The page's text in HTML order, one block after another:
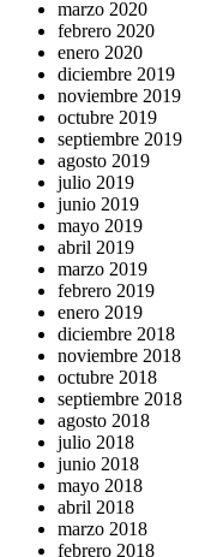
marzo 2020
febrero 2020
enero 2020
diciembre 2019
noviembre 2019
octubre 2019
septiembre 2019
agosto 2019
julio 2019
junio 2019
mayo 2019
abril 2019
marzo 2019
febrero 2019
enero 2019
diciembre 2018
noviembre 2018
octubre 2018
septiembre 2018
agosto 2018
julio 2018
junio 2018
mayo 2018
abril 2018
marzo 2018
febrero 2018